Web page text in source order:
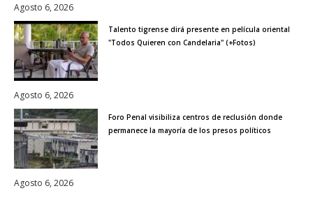
Agosto 6, 2026
Talento tigrense dirá presente en película oriental
"Todos Quieren con Candelaria" (+Fotos)
Agosto 6, 2026
Foro Penal visibiliza centros de reclusión donde
permanece la mayoría de los presos políticos
Agosto 6, 2026